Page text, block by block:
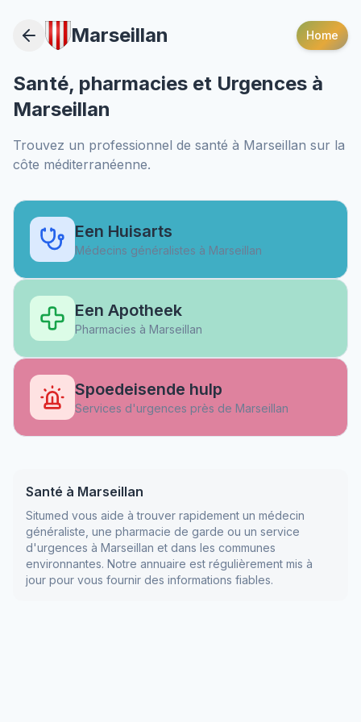
Marseillan Home
Santé, pharmacies et Urgences à
Marseillan
Trouvez un professionnel de santé à Marseillan sur la
côte méditerranéenne.
Een Huisarts
Médecins généralistes à Marseillan
Een Apotheek
Pharmacies à Marseillan
Spoedeisende hulp
Services d'urgences près de Marseillan
Santé à Marseillan
Situmed vous aide à trouver rapidement un médecin
généraliste, une pharmacie de garde ou un service
d'urgences à Marseillan et dans les communes
environnantes. Notre annuaire est régulièrement mis à
jour pour vous fournir des informations fiables.